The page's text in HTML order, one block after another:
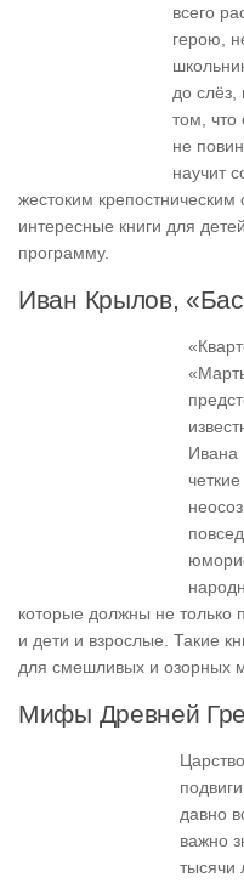
всего
герою,
до слёз,
том, что
не
научит
жестоким
интересные книги для
программу.
Иван Крылов,
Ивана
которые должны не только
и дети и взрослые. Такие
для смешливых и озорных
Мифы Древней
давно
важно
тысячи